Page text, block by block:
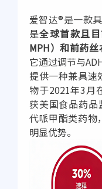
爱智达®是一款
是全球首款且
MPH）和前药
它通过调节与
提供一种兼具速
物于2021年3月
获美国食品药品
代哌甲酯类药物
明显优势。